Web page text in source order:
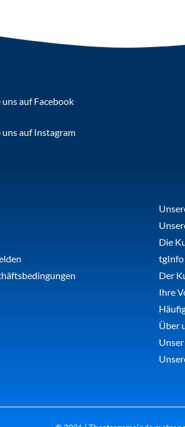
uns auf Facebook
uns auf Instagram
Die
tgInfo
Der
Ihre
Über
Unser